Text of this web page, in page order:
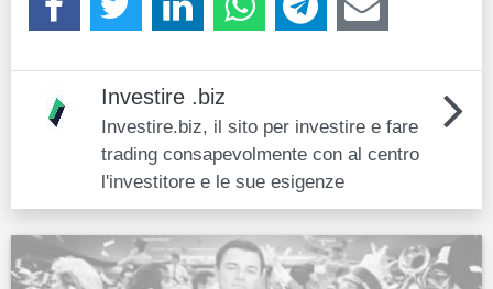
Investire .biz
Investire.biz, il sito per investire e fare
trading consapevolmente con al centro
l'investitore e le sue esigenze